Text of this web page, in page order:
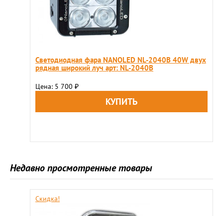
Светодиодная фара NANOLED NL-2040B 40W двух
рядная широкий луч арт: NL-2040B
Цена: 5 700 ₽
Недавно просмотренные товары
Скидка!